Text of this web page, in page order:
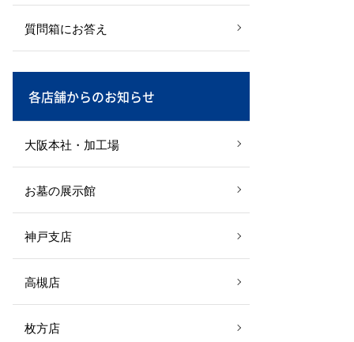
質問箱にお答え
各店舗からのお知らせ
大阪本社・加工場
お墓の展示館
神戸支店
高槻店
枚方店